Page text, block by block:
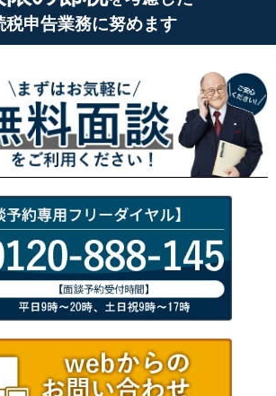
税申告業務に努めます